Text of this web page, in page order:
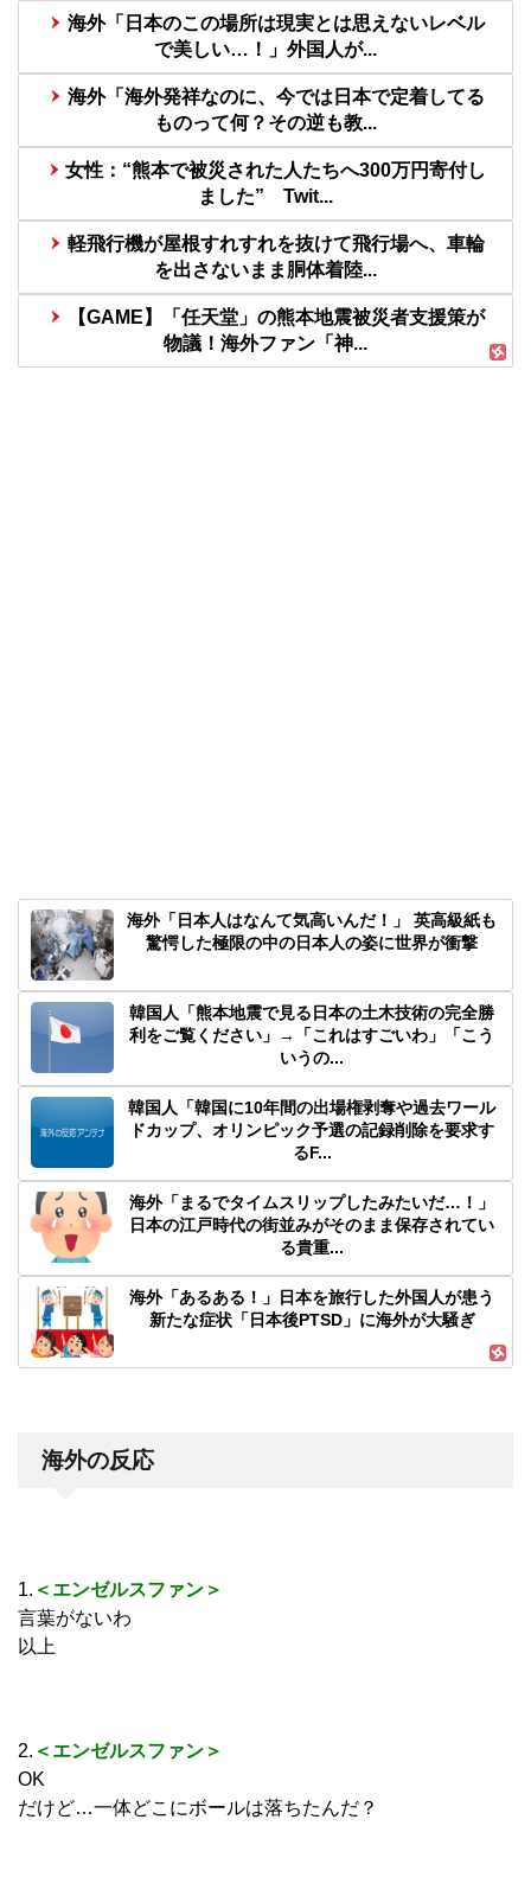
海外「日本のこの場所は現実とは思えないレベル
で美しい…！」外国人が...
海外「海外発祥なのに、今では日本で定着してる
ものって何？その逆も教...
女性：“熊本で被災された人たちへ300万円寄付し
ました” Twit...
軽飛行機が屋根すれすれを抜けて飛行場へ、車輪
を出さないまま胴体着陸...
【GAME】「任天堂」の熊本地震被災者支援策が
物議！海外ファン「神...
海外「日本人はなんて気高いんだ！」 英高級紙も
驚愕した極限の中の日本人の姿に世界が衝撃
韓国人「熊本地震で見る日本の土木技術の完全勝
利をご覧ください」→「これはすごいわ」「こう
いうの...
韓国人「韓国に10年間の出場権剥奪や過去ワール
ドカップ、オリンピック予選の記録削除を要求す
るF...
海外「まるでタイムスリップしたみたいだ…！」
日本の江戸時代の街並みがそのまま保存されてい
る貴重...
海外「あるある！」日本を旅行した外国人が患う
新たな症状「日本後PTSD」に海外が大騒ぎ
海外の反応
1. ＜エンゼルスファン＞
言葉がないわ
以上
2. ＜エンゼルスファン＞
OK
だけど…一体どこにボールは落ちたんだ？